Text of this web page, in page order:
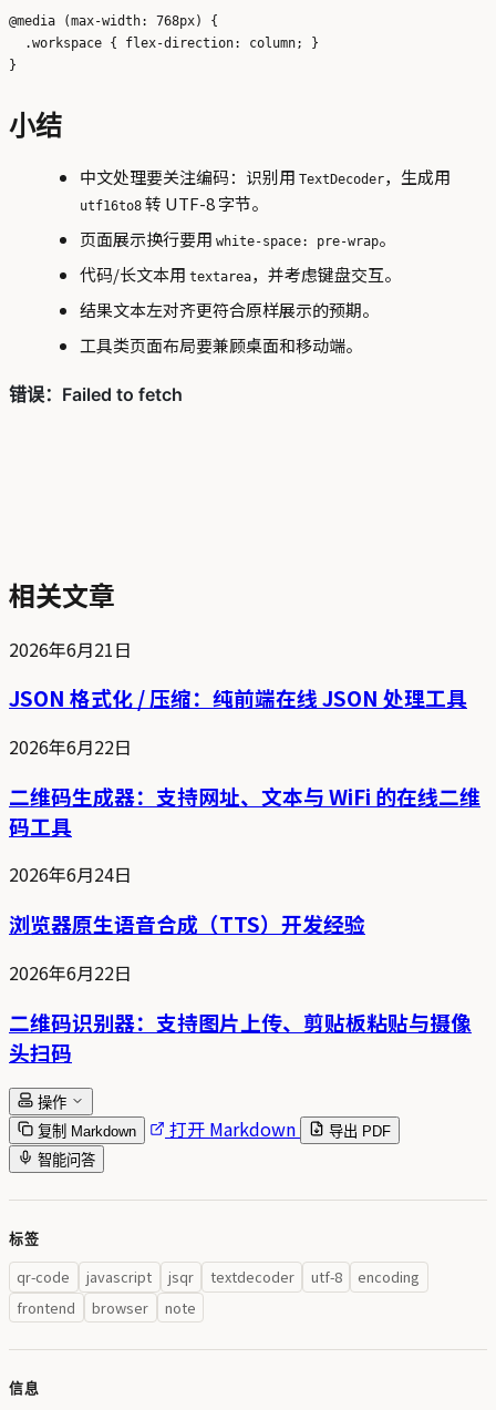
@media (max-width: 768px) {
  .workspace { flex-direction: column; }
小结
中文处理要关注编码：识别用 TextDecoder，生成用
utf16to8 转 UTF-8 字节。
页面展示换行要用 white-space: pre-wrap。
代码/长文本用 textarea，并考虑键盘交互。
结果文本左对齐更符合原样展示的预期。
工具类页面布局要兼顾桌面和移动端。
相关文章
2026年6月21日
JSON 格式化 / 压缩：纯前端在线 JSON 处理工具
2026年6月22日
二维码生成器：支持网址、文本与 WiFi 的在线二维
码工具
2026年6月24日
浏览器原生语音合成（TTS）开发经验
2026年6月22日
二维码识别器：支持图片上传、剪贴板粘贴与摄像
头扫码
操作
复制 Markdown
打开 Markdown
导出 PDF
智能问答
标签
qr-code javascript jsqr textdecoder utf-8
encoding
frontend
browser note
信息